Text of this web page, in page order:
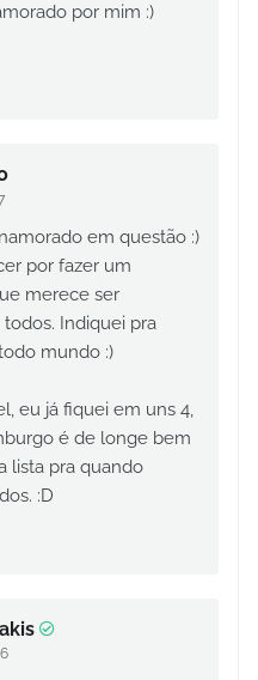
por mim :)
em questão :)
por fazer um
merece ser
Indiquei pra
mundo :)
eu já fiquei em uns 4,
é de longe bem
lista pra quando
:D